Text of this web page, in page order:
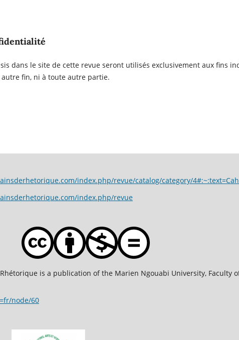
dans le site de cette revue seront utilisés exclusivement aux fins
fin, ni à toute autre partie.
index.php/revue/catalog/category/
index.php/revue
is a publication of the Marien Ngouabi University, Faculty
node/60